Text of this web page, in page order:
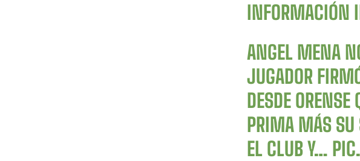
INFORMACIÓN
ANGEL MENA
JUGADOR
DESDE
PRIMA MÁS SU
EL CLUB Y…